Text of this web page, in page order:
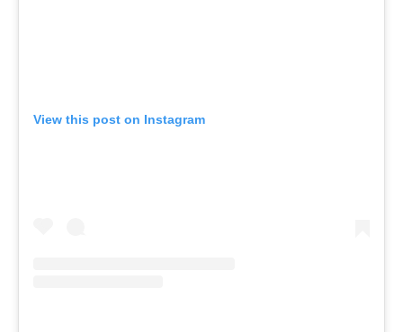
View this post on Instagram